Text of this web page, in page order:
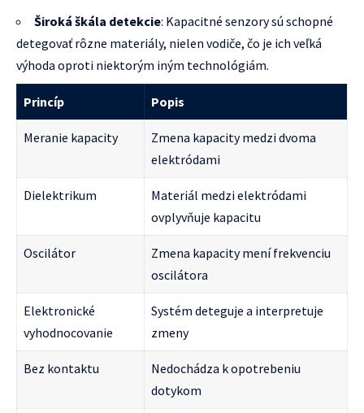
Široká škála detekcie: Kapacitné senzory sú schopné
detegovať rôzne materiály, nielen vodiče, čo je ich veľká
výhoda oproti niektorým iným technológiám.
Princíp Popis
Meranie kapacity
Zmena kapacity medzi dvoma
elektródami
Dielektrikum
Materiál medzi elektródami
ovplyvňuje kapacitu
Oscilátor
Zmena kapacity mení frekvenciu
oscilátora
Elektronické
vyhodnocovanie
Systém deteguje a interpretuje
zmeny
Bez kontaktu
Nedochádza k opotrebeniu
dotykom